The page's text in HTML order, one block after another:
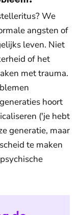
We
angsten of
leven. Niet
of het
met trauma.
hoort
('je hebt
generatie, maar
te maken